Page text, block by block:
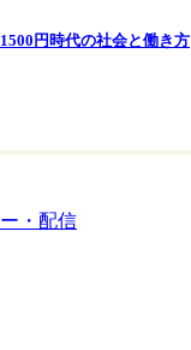
円時代の社会と働き方
・配信